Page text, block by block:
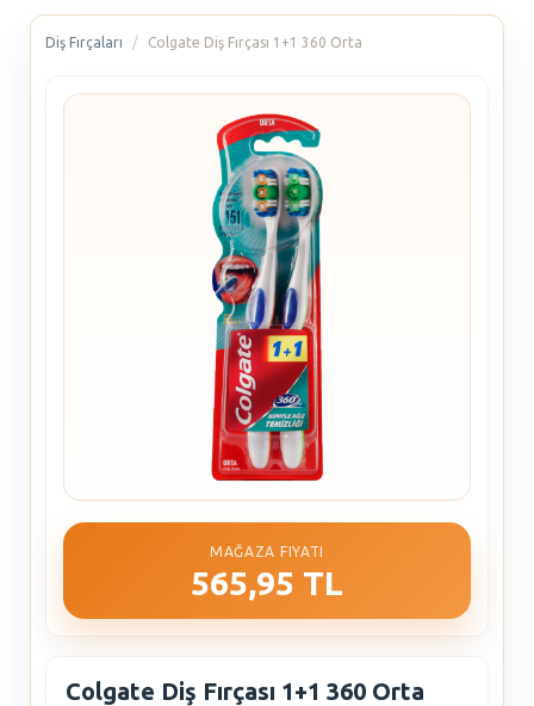
Diş Fırçaları Colgate Diş Fırçası 1+1 360 Orta
MAĞAZA FIYATI
565,95 TL
Colgate Diş Fırçası 1+1 360 Orta